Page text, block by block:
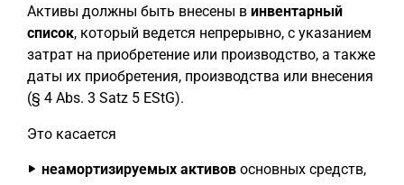
Активы должны быть внесены в инвентарный
список, который ведется непрерывно, с указанием
затрат на приобретение или производство, а также
даты их приобретения, производства или внесения
(§ 4 Abs. 3 Satz 5 EStG).
Это касается
неамортизируемых активов основных средств,